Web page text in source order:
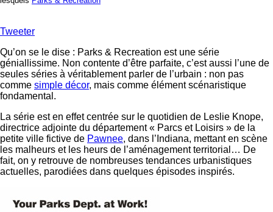
Tweeter
Qu’on se le dise : Parks & Recreation est une série
géniallissime. Non contente d’être parfaite, c’est aussi l’une de
seules séries à véritablement parler de l’urbain : non pas
comme simple décor, mais comme élément scénaristique
fondamental.
La série est en effet centrée sur le quotidien de Leslie Knope,
directrice adjointe du département « Parcs et Loisirs » de la
petite ville fictive de Pawnee, dans l’Indiana, mettant en scène
les malheurs et les heurs de l’aménagement territorial… De
fait, on y retrouve de nombreuses tendances urbanistiques
actuelles, parodiées dans quelques épisodes inspirés.